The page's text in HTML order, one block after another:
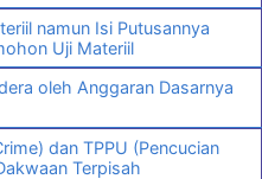
namun Isi Putusannya
Uji Materiil
oleh Anggaran Dasarnya
dan TPPU (Pencucian
Terpisah